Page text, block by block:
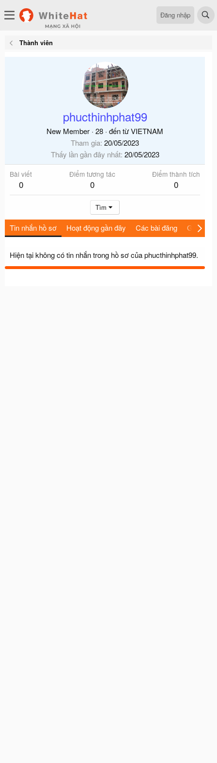
Đăng nhập
Thành viên
phucthinhphat99
New Member · 28 · đến từVIETNAM
Tham gia 20/05/2023
Thấy lần gần đây nhất 20/05/2023
Bài viết
0
Điểm tương tác
0
Điểm thành tích
0
Tìm
Tin nhắn hồ sơ Hoạt động gần đây Các bài đăng Giới thiệu
Hiện tại không có tin nhắn trong hồ sơ của phucthinhphat99.